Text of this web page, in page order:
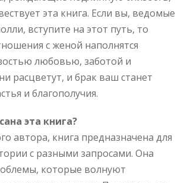
эта книга. Если вы, ведомые
вступите на этот путь, то
с женой наполнятся
любовью, заботой и
расцветут, и брак ваш станет
и благополучия.
эта книга?
автора, книга предназначена для
с разными запросами. Она
которые волнуют